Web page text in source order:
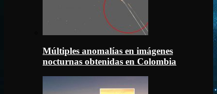
Múltiples anomalías en imágenes
nocturnas obtenidas en Colombia